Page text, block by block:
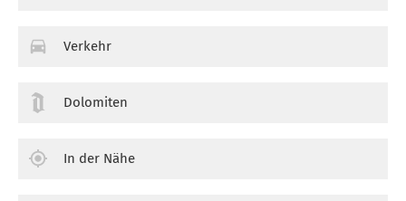
Verkehr
Dolomiten
In der Nähe